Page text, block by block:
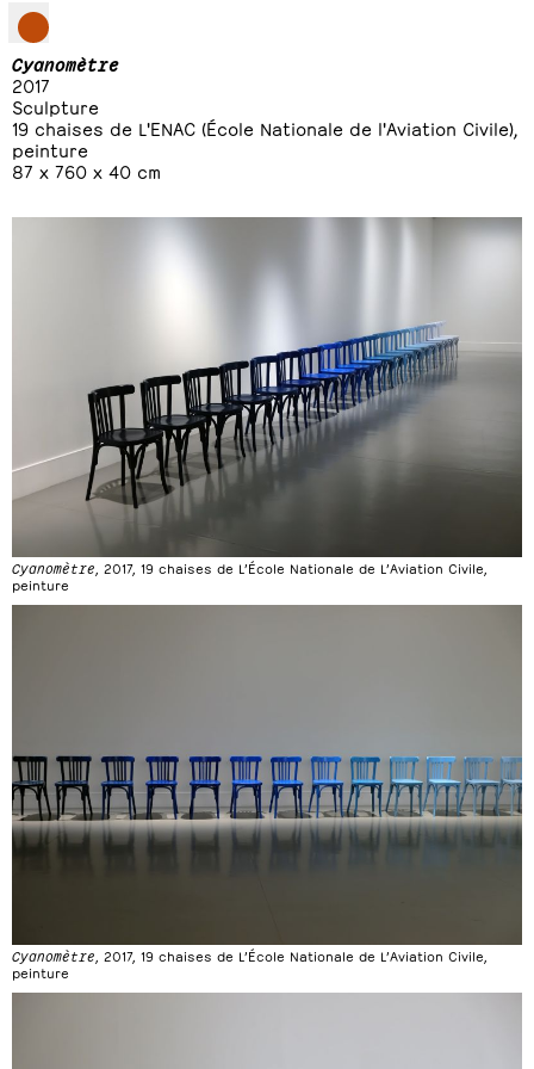
Cyanomètre
2017
Sculpture
19 chaises de L'ENAC (École Nationale de l'Aviation Civile),
peinture
87 x 760 x 40 cm
Cyanomètre, 2017, 19 chaises de L’École Nationale de L’Aviation Civile,
peinture
Cyanomètre, 2017, 19 chaises de L’École Nationale de L’Aviation Civile,
peinture